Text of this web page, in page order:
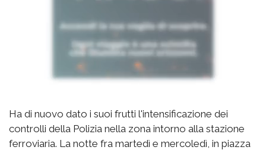
Ha di nuovo dato i suoi frutti l'intensificazione dei
controlli della Polizia nella zona intorno alla stazione
ferroviaria. La notte fra martedì e mercoledì, in piazza